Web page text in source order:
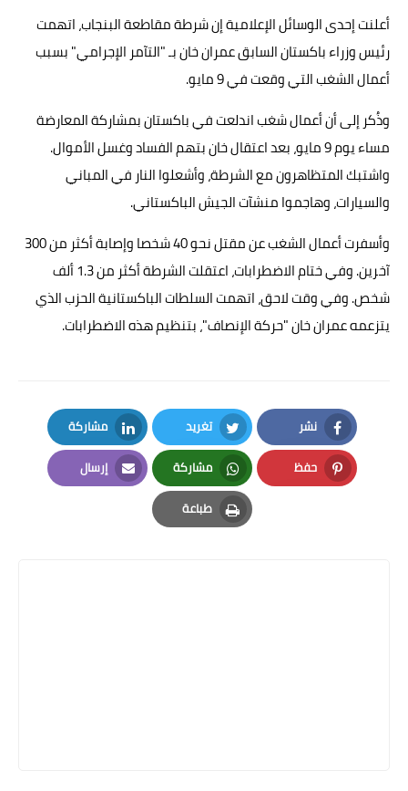
حوادث وقضايا
خدمات
فن المطبخ
مقالات
أعلنت إحدى الوسائل الإعلامية إن شرطة مقاطعة البنجاب، اتهمت
رئيس وزراء باكستان السابق عمران خان بـ "التآمر الإجرامي" بسبب
أعمال الشغب التي وقعت في 9 مايو.
وذُكر إلى أن أعمال شغب اندلعت في باكستان بمشاركة المعارضة
مساء يوم 9 مايو، بعد اعتقال خان بتهم الفساد وغسل الأموال.
واشتبك المتظاهرون مع الشرطة، وأشعلوا النار في المباني
والسيارات، وهاجموا منشآت الجيش الباكستاني.
وأسفرت أعمال الشغب عن مقتل نحو 40 شخصا وإصابة أكثر من 300
آخرين. وفي ختام الاضطرابات، اعتقلت الشرطة أكثر من 1.3 ألف
شخص. وفي وقت لاحق، اتهمت السلطات الباكستانية الحزب الذي
يتزعمه عمران خان "حركة الإنصاف"، بتنظيم هذه الاضطرابات.
نشر
Facebook
تغريد
Twitter
مشاركة
LinkedIn
حفظ
Pinterest
مشاركة
Whatsapp
إرسال
Email
طباعة
Print